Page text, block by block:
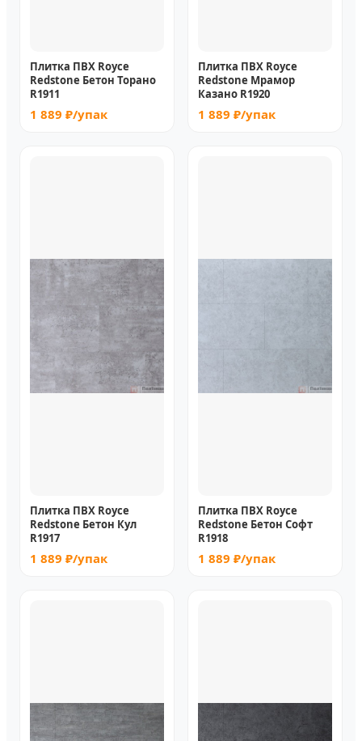
Плитка ПВХ Royce
Redstone Бетон Торано
R1911
1 889 ₽/упак
Плитка ПВХ Royce
Redstone Мрамор
Казано R1920
1 889 ₽/упак
Плитка ПВХ Royce
Redstone Бетон Кул
R1917
1 889 ₽/упак
Плитка ПВХ Royce
Redstone Бетон Софт
R1918
1 889 ₽/упак